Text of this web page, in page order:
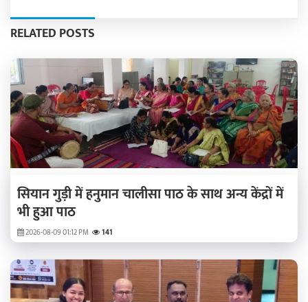
RELATED POSTS
सियान गुड़ी में हनुमान चालीसा पाठ के साथ अन्य केंद्रों में
भी हुआ पाठ
2026-08-09 01:12 PM 141